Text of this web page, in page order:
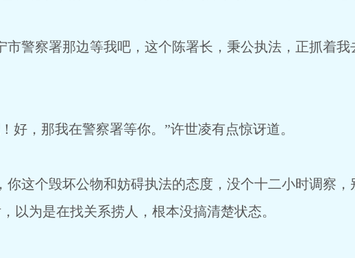
警察署那边等我吧，这个陈署长，秉公执法，正抓着我
，那我在警察署等你。”许世凌有点惊讶道。
这个毁坏公物和妨碍执法的态度，没个十二小时调察，
以为是在找关系捞人，根本没搞清楚状态。